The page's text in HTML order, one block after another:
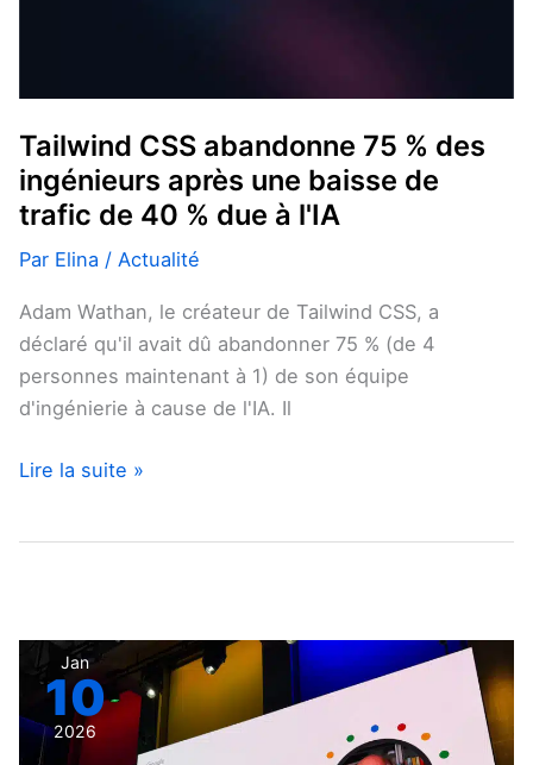
Tailwind CSS abandonne 75 % des
ingénieurs après une baisse de
trafic de 40 % due à l'IA
Par Elina / Actualité
Adam Wathan, le créateur de Tailwind CSS, a
déclaré qu'il avait dû abandonner 75 % (de 4
personnes maintenant à 1) de son équipe
d'ingénierie à cause de l'IA. Il
de
trafic
de
40 %
à
l'IA
Lire la suite »
Jan
10
2026
John
Mueller
de
Google